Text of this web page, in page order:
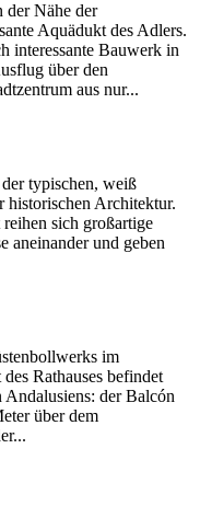
Nähe der
Aquädukt des Adlers.
interessante Bauwerk in
über den
aus nur...
typischen, weiß
historischen Architektur.
sich großartige
aneinander und geben
im
Rathauses befindet
Andalusiens: der Balcón
über dem